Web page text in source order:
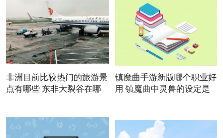
非洲目前比较热门的旅游景
点有哪些 东非大裂谷在哪
镇魔曲手游新版哪个职业好
用 镇魔曲中灵兽的设定是